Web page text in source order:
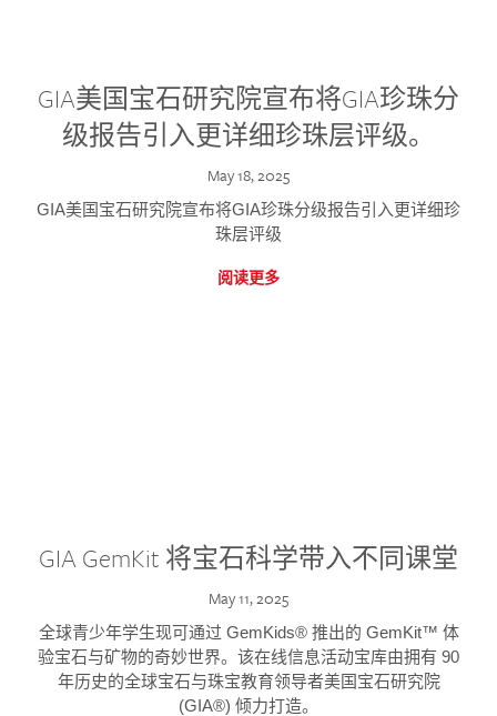
GIA美国宝石研究院宣布将GIA珍珠分
级报告引入更详细珍珠层评级。
May 18, 2025
GIA美国宝石研究院宣布将GIA珍珠分级报告引入更详细珍
珠层评级
阅读更多
GIA GemKit 将宝石科学带入不同课堂
May 11, 2025
全球青少年学生现可通过 GemKids® 推出的 GemKit™ 体
验宝石与矿物的奇妙世界。该在线信息活动宝库由拥有 90
年历史的全球宝石与珠宝教育领导者美国宝石研究院
(GIA®) 倾力打造。